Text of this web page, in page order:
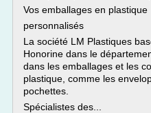
Vos emballages en plastique
personnalisés
La société LM Plastiques
Honorine dans le
dans les emballages et les
plastique, comme les
pochettes.
Spécialistes des...